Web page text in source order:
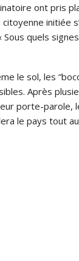
ont pris
initiée
Sous quels
le sol, les
Après
porte-parole,
le pays tout au